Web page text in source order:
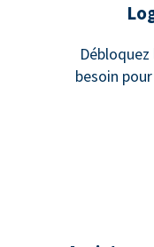
besoin